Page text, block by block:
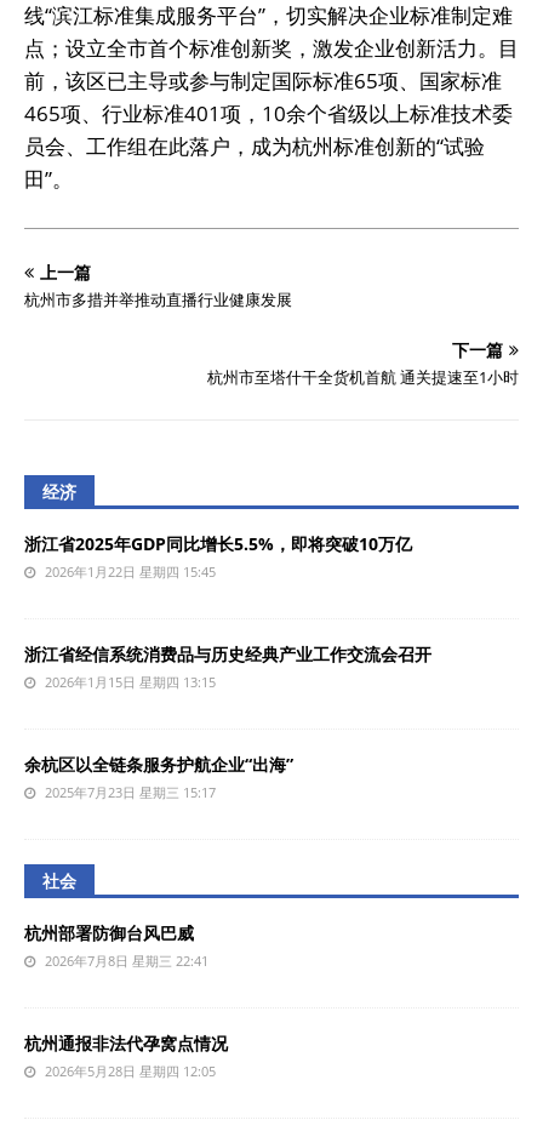
线“滨江标准集成服务平台”，切实解决企业标准制定难
点；设立全市首个标准创新奖，激发企业创新活力。目
前，该区已主导或参与制定国际标准65项、国家标准
465项、行业标准401项，10余个省级以上标准技术委
员会、工作组在此落户，成为杭州标准创新的“试验
田”。
上一篇
杭州市多措并举推动直播行业健康发展
下一篇
杭州市至塔什干全货机首航 通关提速至1小时
经济
浙江省2025年GDP同比增长5.5%，即将突破10万亿
2026年1月22日 星期四 15:45
浙江省经信系统消费品与历史经典产业工作交流会召开
2026年1月15日 星期四 13:15
余杭区以全链条服务护航企业“出海”
2025年7月23日 星期三 15:17
社会
杭州部署防御台风巴威
2026年7月8日 星期三 22:41
杭州通报非法代孕窝点情况
2026年5月28日 星期四 12:05